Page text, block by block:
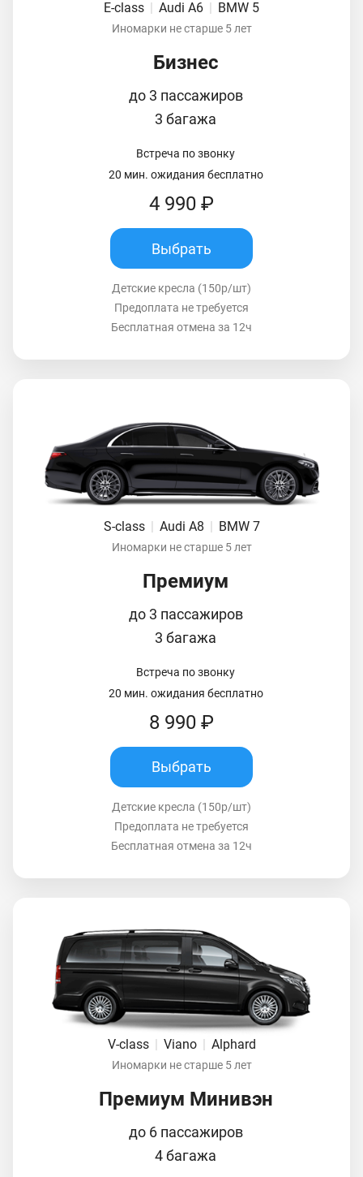
E-class | Audi A6 | BMW 5
Иномарки не старше 5 лет
Бизнес
до 3 пассажиров
3 багажа
Встреча по звонку
20 мин. ожидания бесплатно
4 990 ₽
Выбрать
Детские кресла (150р/шт)
Предоплата не требуется
Бесплатная отмена за 12ч
S-class | Audi A8 | BMW 7
Иномарки не старше 5 лет
Премиум
до 3 пассажиров
3 багажа
Встреча по звонку
20 мин. ожидания бесплатно
8 990 ₽
Выбрать
Детские кресла (150р/шт)
Предоплата не требуется
Бесплатная отмена за 12ч
V-class Viano Alphard
Иномарки не старше 5 лет
Премиум Минивэн
до 6 пассажиров
4 багажа